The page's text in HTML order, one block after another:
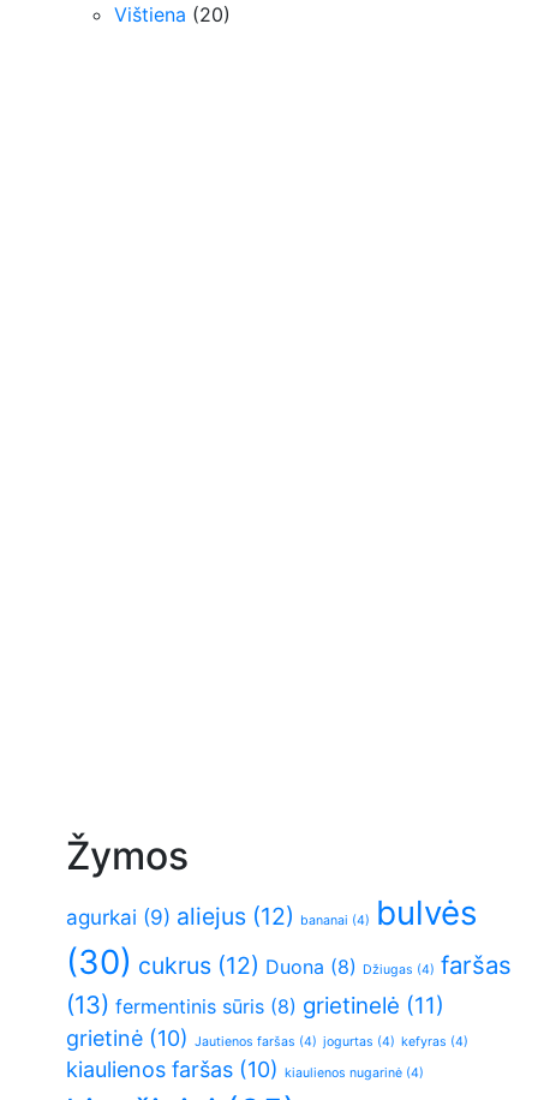
Vištiena (20)
Žymos
agurkai (9) aliejus (12) bananai (4)
bulvės
(30) cukrus (12) Duona (8) Džiugas (4) faršas
(13) fermentinis sūris (8) grietinelė (11)
grietinė (10) Jautienos faršas (4) jogurtas (4) kefyras (4)
kiaulienos faršas (10) kiaulienos nugarinė (4)